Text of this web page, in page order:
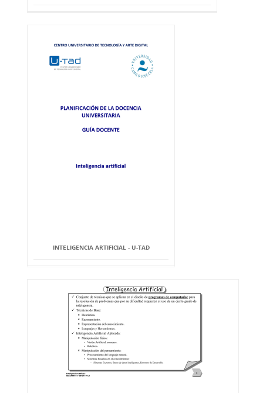
INTELIGENCIA ARTIFICIAL - U-TAD